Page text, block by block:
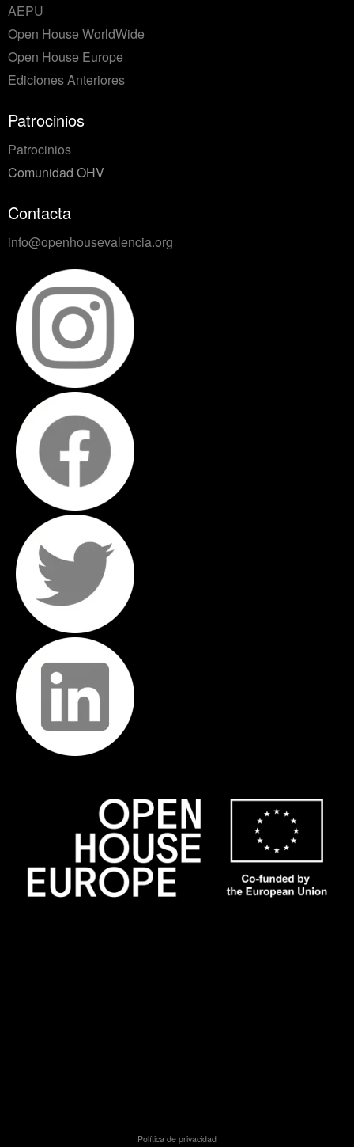
AEPU
Open House WorldWide
Open House Europe
Ediciones Anteriores
Patrocinios
Patrocinios
Comunidad OHV
Contacta
info@openhousevalencia.org
Política de privacidad